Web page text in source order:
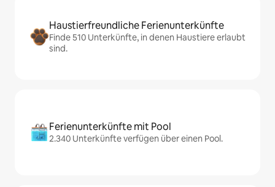
Haustierfreundliche Ferienunterkünfte
Finde 510 Unterkünfte, in denen Haustiere erlaubt
sind.
Ferienunterkünfte mit Pool
2.340 Unterkünfte verfügen über einen Pool.